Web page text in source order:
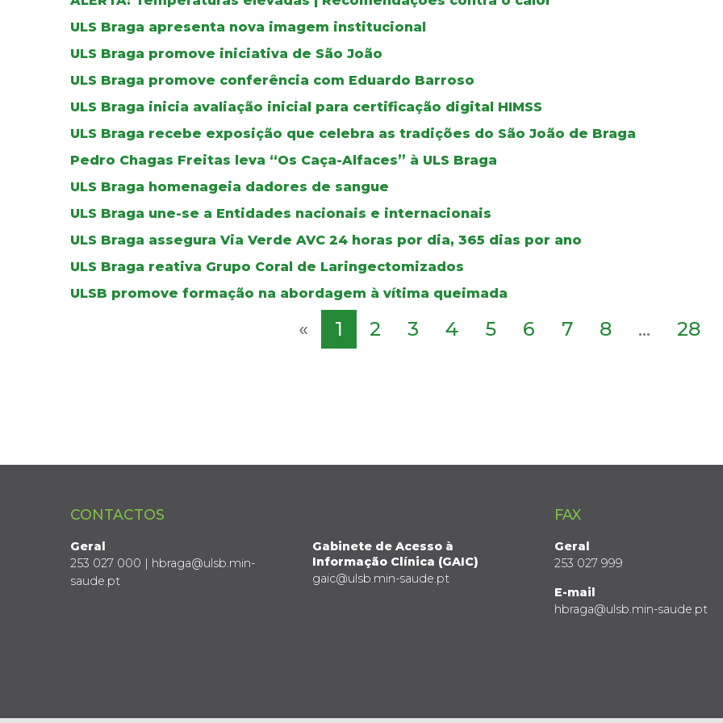
ULS Braga apresenta nova imagem institucional
ULS Braga promove iniciativa de São João
ULS Braga promove conferência com Eduardo Barroso
ULS Braga inicia avaliação inicial para certificação digital HIMSS
ULS Braga recebe exposição que celebra as tradições do São João de Braga
Pedro Chagas Freitas leva “Os Caça-Alfaces” à ULS Braga
ULS Braga homenageia dadores de sangue
ULS Braga une-se a Entidades nacionais e internacionais
ULS Braga assegura Via Verde AVC 24 horas por dia, 365 dias por ano
ULS Braga reativa Grupo Coral de Laringectomizados
ULSB promove formação na abordagem à vítima queimada
« 1 2 3 4 5 6 7 8 ... 28
CONTACTOS
Geral
253 027 000 | hbraga@ulsb.min-
saude.pt
Gabinete de Acesso à
Informação Clínica (GAIC)
gaic@ulsb.min-saude.pt
FAX
Geral
253 027 999
E-mail
hbraga@ulsb.min-saude.pt